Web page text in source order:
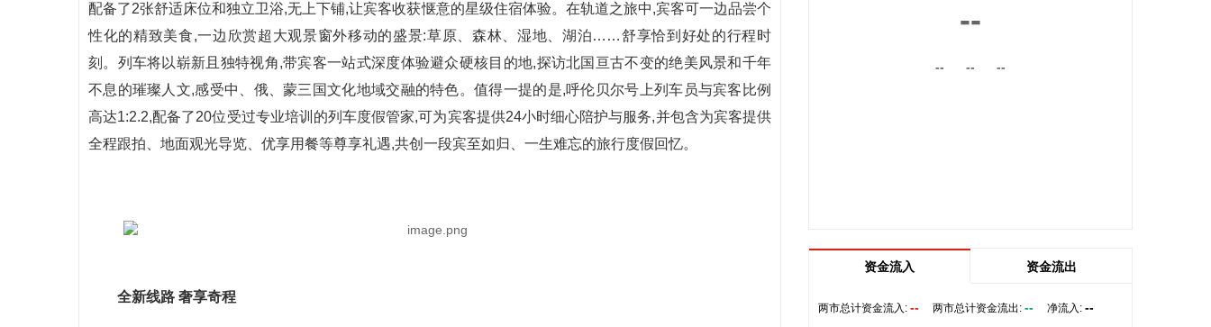
配备了2张舒适床位和独立卫浴,无上下铺,让宾客收获惬意的星级住宿体验。在轨道之旅中,宾客可一边品尝个
性化的精致美食,一边欣赏超大观景窗外移动的盛景:草原、森林、湿地、湖泊……舒享恰到好处的行程时
刻。列车将以崭新且独特视角,带宾客一站式深度体验避众硬核目的地,探访北国亘古不变的绝美风景和千年
不息的璀璨人文,感受中、俄、蒙三国文化地域交融的特色。值得一提的是,呼伦贝尔号上列车员与宾客比例
高达1:2.2,配备了20位受过专业培训的列车度假管家,可为宾客提供24小时细心陪护与服务,并包含为宾客提供
全程跟拍、地面观光导览、优享用餐等尊享礼遇,共创一段宾至如归、一生难忘的旅行度假回忆。
全新线路 奢享奇程
云服务商Sky47联合承建的、巴基斯坦规模最大的通
2026-08-06 10:42:31
倍瑞思官微消息，近日，倍瑞思与证通电子完成浸没
--
-- -- --
资金流入 资金流出
两市总计资金流入: -- 两市总计资金流出: -- 净流入: --